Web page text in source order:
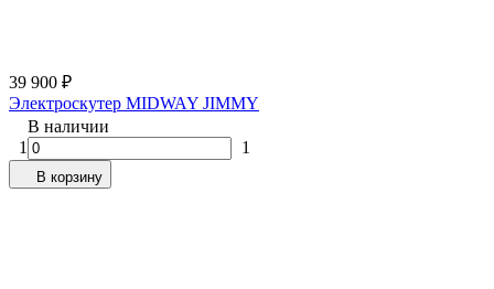
39 900 ₽
Электроскутер MIDWAY JIMMY
В наличии
1
1
В корзину